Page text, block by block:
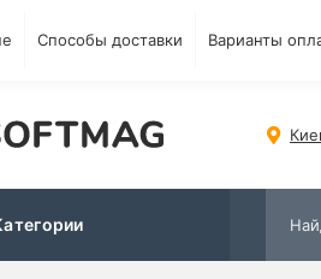
Способы доставки Варианты